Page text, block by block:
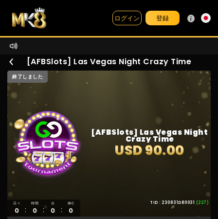
ログイン 登録
[AFBSlots] Las Vegas Night Crazy Time
終了しました
日々
0 :
時間
0 :
分
0 :
SEC
0
TID : 230831D80031 (227)
[AFBSlots] Las Vegas Night
Crazy Time
USD 90.00